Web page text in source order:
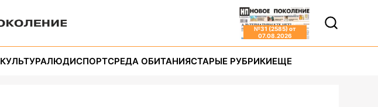
№31 (2585) от
07.08.2026
КУЛЬТУРАЛЮДИСПОРТСРЕДА ОБИТАНИЯСТАРЫЕ РУБРИКИЕЩЕ